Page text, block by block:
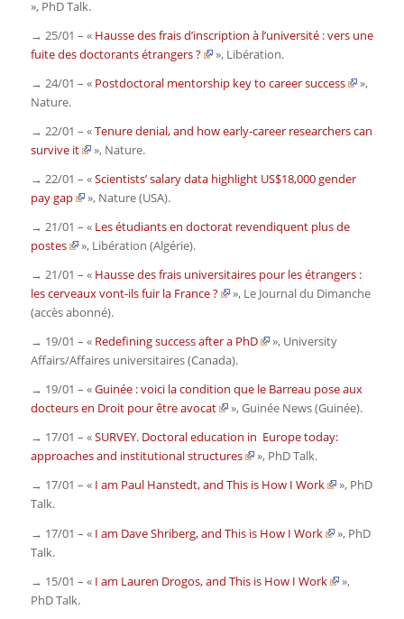
», PhD Talk.
→ 25/01 – « Hausse des frais d’inscription à l’université : vers une
fuite des doctorants étrangers ?
», Libération.
→ 24/01 – « Postdoctoral mentorship key to career success
»,
Nature.
→ 22/01 – «Tenure denial, and how early-career researchers can
survive it
», Nature.
→ 22/01 – «Scientists’ salary data highlight US$18,000 gender
pay gap
», Nature(USA).
→ 21/01 – « Les étudiants en doctorat revendiquent plus de
postes
», Libération(Algérie).
→ 21/01 – « Hausse des frais universitaires pour les étrangers :
les cerveaux vont-ils fuir la France ?
», Le Journal du Dimanche
(accès abonné).
→ 19/01 – « Redefining success after a PhD », University
Affairs/Affaires universitaires (Canada).
→ 19/01 – «Guinée : voici la condition que le Barreau pose aux
docteurs en Droit pour être avocat
»,Guinée News(Guinée).
→ 17/01 – «SURVEY. Doctoral education in Europe today:
approaches and institutional structures
», PhD Talk.
→ 17/01 – « I am Paul Hanstedt, and This is How I Work », PhD
Talk.
→ 17/01 – «I am Dave Shriberg, and This is How I Work », PhD
Talk.
→ 15/01 – «I am Lauren Drogos, and This is How I Work
»,
PhD Talk.